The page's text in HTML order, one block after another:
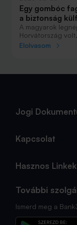
Egy gombóc
a biztonság
A magyarok
Horvátország
júniust megnyerő
Elolvasom
Jogi
Kapcsolat
Hasznos Linkek
További
Ismerd meg a